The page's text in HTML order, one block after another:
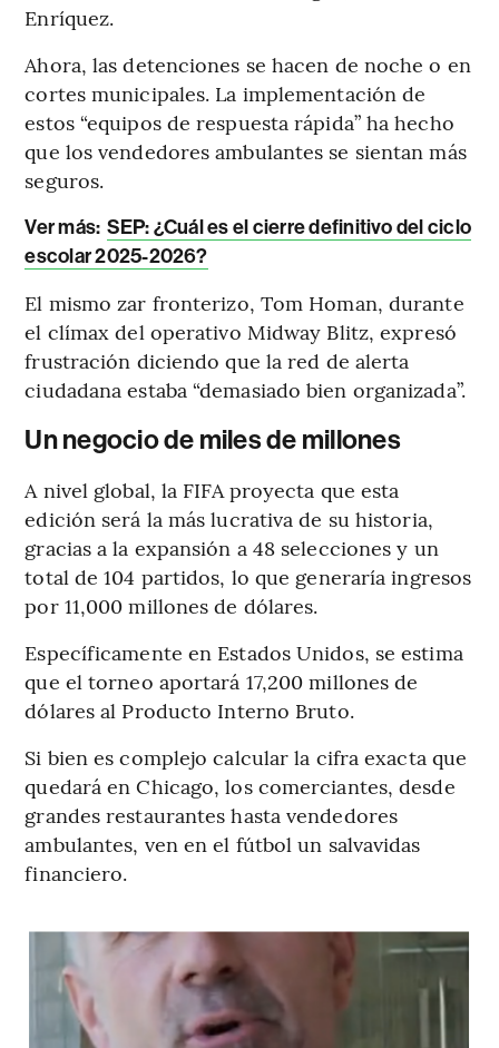
Enríquez.
Ahora, las detenciones se hacen de noche o en
cortes municipales. La implementación de
estos “equipos de respuesta rápida” ha hecho
que los vendedores ambulantes se sientan más
seguros.
Ver más: SEP: ¿Cuál es el cierre definitivo del ciclo
escolar 2025-2026?
El mismo zar fronterizo, Tom Homan, durante
el clímax del operativo Midway Blitz, expresó
frustración diciendo que la red de alerta
ciudadana estaba “demasiado bien organizada”.
Un negocio de miles de millones
A nivel global, la FIFA proyecta que esta
edición será la más lucrativa de su historia,
gracias a la expansión a 48 selecciones y un
total de 104 partidos, lo que generaría ingresos
por 11,000 millones de dólares.
Específicamente en Estados Unidos, se estima
que el torneo aportará 17,200 millones de
dólares al Producto Interno Bruto.
Si bien es complejo calcular la cifra exacta que
quedará en Chicago, los comerciantes, desde
grandes restaurantes hasta vendedores
ambulantes, ven en el fútbol un salvavidas
financiero.